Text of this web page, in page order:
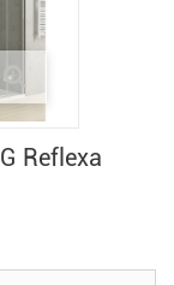
Reflexa